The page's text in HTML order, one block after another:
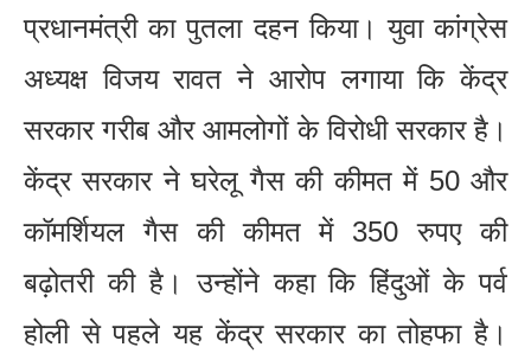
प्रधानमंत्री का पुतला दहन किया। युवा कांग्रेस
अध्यक्ष विजय रावत ने आरोप लगाया कि केंद्र
सरकार गरीब और आमलोगों के विरोधी सरकार है।
केंद्र सरकार ने घरेलू गैस की कीमत में 50 और
कॉमर्शियल गैस की कीमत में 350 रुपए की
बढ़ोतरी की है। उन्होंने कहा कि हिंदुओं के पर्व
होली से पहले यह केंद्र सरकार का तोहफा है।